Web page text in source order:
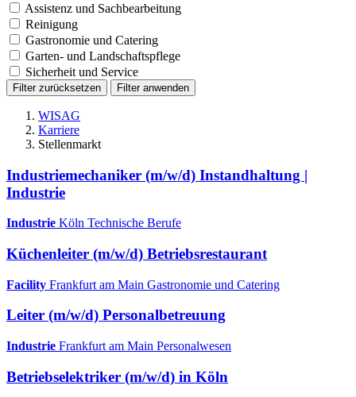
Assistenz und Sachbearbeitung
Reinigung
Gastronomie und Catering
Garten- und Landschaftspflege
Sicherheit und Service
Filter zurücksetzen Filter anwenden
WISAG
Karriere
Stellenmarkt
Industriemechaniker (m/w/d) Instandhaltung |
Industrie
Industrie Köln Technische Berufe
Küchenleiter (m/w/d) Betriebsrestaurant
Facility Frankfurt am Main Gastronomie und Catering
Leiter (m/w/d) Personalbetreuung
Industrie Frankfurt am Main Personalwesen
Betriebselektriker (m/w/d) in Köln